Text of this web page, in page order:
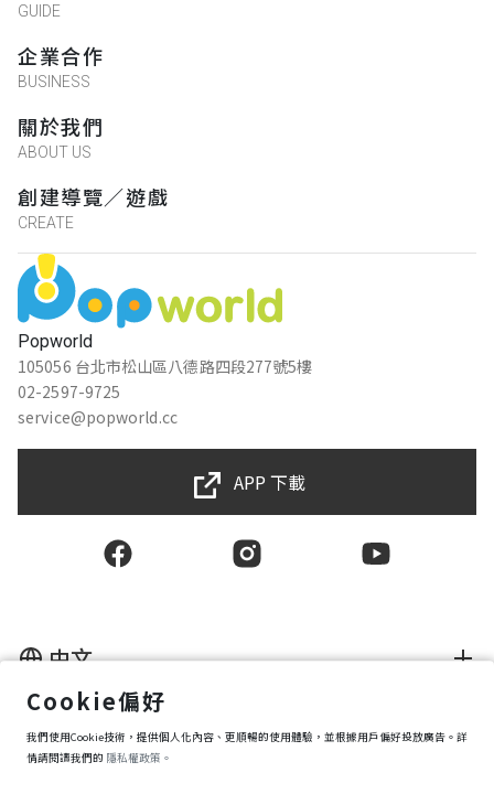
Popworld
105056 台北市松山區八德路四段277號5樓
02-2597-9725
service@popworld.cc
GUIDE
企業合作
BUSINESS
關於我們
ABOUT US
創建導覽／遊戲
CREATE
APP 下載
隱私權保護政策
資訊安全政策
中文
Cookie偏好
我們使用Cookie技術，提供個人化內容、更順暢的使用體驗，並根據用戶偏好投放廣告。詳
情請閱讀我們的 隱私權政策。